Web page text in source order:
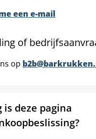
een e-mail
of
op
deze pagina